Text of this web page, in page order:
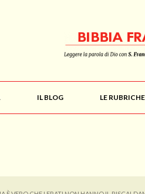
IL BLOG LE RUBRICHE